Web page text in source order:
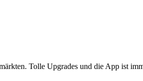
Tolle Upgrades und die App ist